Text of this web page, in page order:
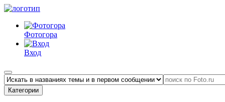
Фотогора
Вход
Категории